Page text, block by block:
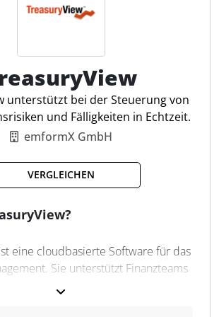
oder zur Bonitätsprüfung zu nutzen.
an. Die Software ist
und Open-Banking-konform.
Support
Link
UI-Anpassung
unterstützt bei der Steuerung von
und Fälligkeiten in Echtzeit.
emformX GmbH
VERGLEICHEN
eine cloudbasierte Software für das
Sie unterstützt Finanzteams